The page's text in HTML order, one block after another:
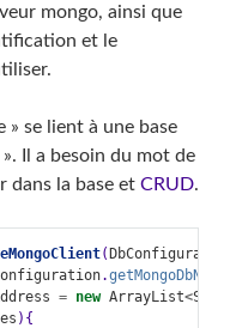
mongo, ainsi que
et le
» se lient à une base
Il a besoin du mot de
dans la base et CRUD.
(
.
= new ArrayList<
){